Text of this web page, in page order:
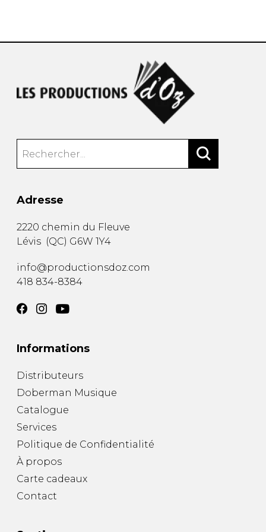
Adresse
2220 chemin du Fleuve
Lévis (QC) G6W 1Y4
info@productionsdoz.com
418 834-8384
Informations
Distributeurs
Doberman Musique
Catalogue
Services
Politique de Confidentialité
À propos
Carte cadeaux
Contact